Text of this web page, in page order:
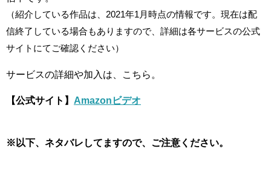
（紹介している作品は、2021年1月時点の情報です。現在は配
信終了している場合もありますので、詳細は各サービスの公式
サイトにてご確認ください）
サービスの詳細や加入は、こちら。
【公式サイト】 Amazonビデオ
※以下、ネタバレしてますので、ご注意ください。